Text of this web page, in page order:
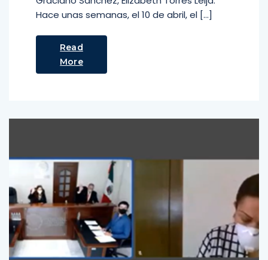
Hace unas semanas, el 10 de abril, el […]
Read
More